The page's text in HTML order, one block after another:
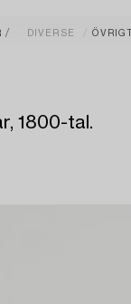
DIVERSE ÖVRIGT
1800-tal.